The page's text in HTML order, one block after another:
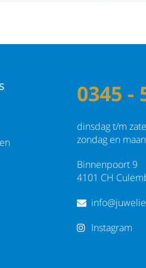
0345 -
dinsdag t/m
zondag en
Binnenpoort 9
4101 CH
Instagram